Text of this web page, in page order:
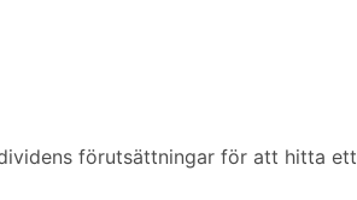
förutsättningar för att hitta ett